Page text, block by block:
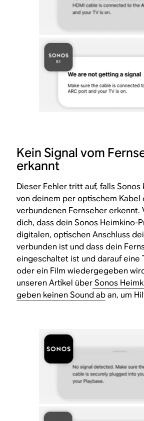
Kein Signal vom
erkannt
Dieser Fehler tritt auf, falls Sonos
von deinem per optischem
verbundenen Fernseher erkennt.
dich, dass dein Sonos Heimkino-
digitalen, optischen Anschluss
verbunden ist und dass dein
eingeschaltet ist und darauf eine
oder ein Film wiedergegeben
unseren Artikel überSonos
geben keinen Sound aban, um